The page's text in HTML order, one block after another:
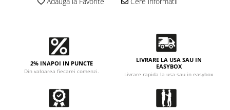
2% INAPOI IN PUNCTE
Din valoarea fiecarei comenzi.
LIVRARE LA USA SAU IN
EASYBOX
Livrare rapida la usa sau in easybox